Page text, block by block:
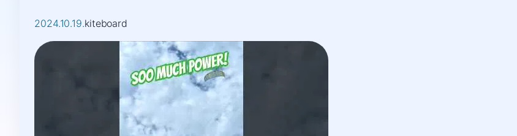
2024.10.19.kiteboard